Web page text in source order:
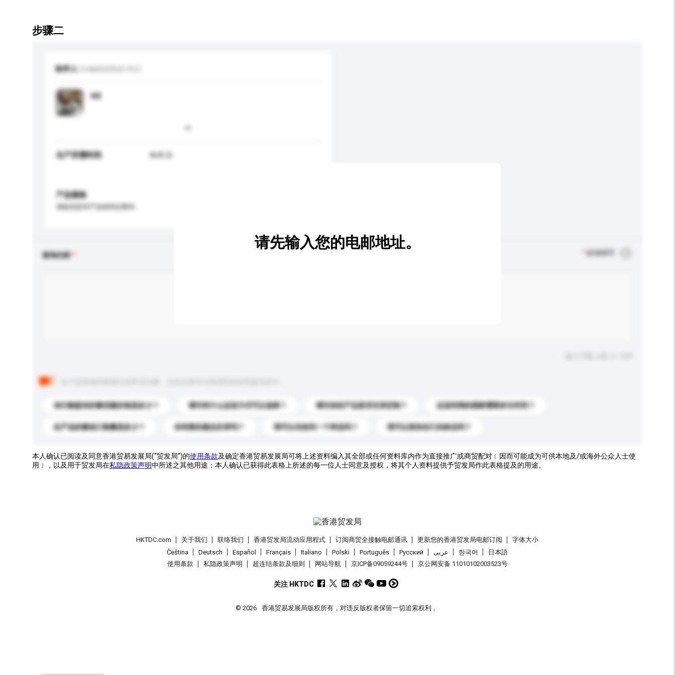
步骤二
收件人
H2
生产所需时间 N/A 日
产品规格
查询内容 必须填写
你们能提供的最优惠价格是多少？ 请问有什么运送方式可以选择？ 请问你的产品是否支持定制？ 运送到我的国家需要多长时间？
此产品的最低订购量是多少？ 你有新的產品目录吗？ 我可以先收到一个样品吗？ 我可以添加自己的标志吗？
请先输入您的电邮地址。
本人确认已阅读及同意香港贸易发展局(“贸发局”)的使用条款及确定香港贸易发展局可将上述资料编入其全部或任何资料库内作为直接推广或商贸配对﹝因而可能成为可供本地及/或海外公众人士使
用﹞，以及用于贸发局在私隐政策声明中所述之其他用途；本人确认已获得此表格上所述的每一位人士同意及授权，将其个人资料提供予贸发局作此表格提及的用途。
HKTDC.com 关于我们 联络我们 香港贸发局流动应用程式 订阅商贸全接触电邮通讯 更新您的香港贸发局电邮订阅
字体大小
Čeština
Deutsch Español Français Italiano Polski Português Pусский عربى 한국어
日本語
使用条款
私隐政策声明 超连结条款及细则 网站导航 京ICP备09059244号 京公网安备 11010102003523号
关注 HKTDC
© 2026 香港贸易发展局版权所有，对违反版权者保留一切追索权利 。